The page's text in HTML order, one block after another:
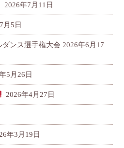
2026年7月11日
月5日
ンス選手権大会 2026年6月17
5月26日
2026年4月27日
年3月19日